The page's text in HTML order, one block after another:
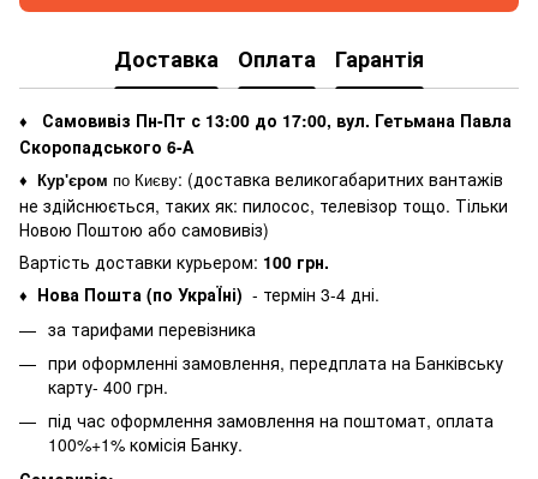
Доставка Оплата Гарантія
♦
Самовивіз Пн-Пт с 13:00 до 17:00, вул. Гетьмана Павла
Скоропадського 6-А
♦ Кур'єром по Києву: (доставка великогабаритних вантажів
не здійснюється, таких як: пилосос, телевізор тощо. Тільки
Новою Поштою або самовивіз)
Вартість доставки курьером: 100 грн.
♦ Нова Пошта (по УкраЇні) - термін 3-4 дні.
за тарифами перевізника
при оформленні замовлення, передплата на Банківську
карту- 400 грн.
під час оформлення замовлення на поштомат, оплата
100%+1% комісія Банку.